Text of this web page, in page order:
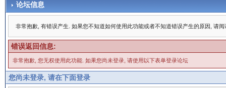
论坛信息
非常抱歉, 有错误产生. 如果您不知道如何使用此功能或者不知道错误产生的原因, 请
错误返回信息:
非常抱歉, 您无权使用此功能. 如果您尚未登录, 请使用以下表单登录论坛
您尚未登录, 请在下面登录